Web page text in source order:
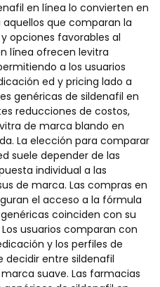
en línea lo convierten en
que comparan la
opciones favorables al
línea ofrecen levitra
a los usuarios
ed y pricing lado a
genéricas de sildenafil en
reducciones de costos,
de marca blando en
La elección para comparar
suele depender de las
individual a las
de marca. Las compras en
el acceso a la fórmula
coinciden con su
usuarios comparan con
y los perfiles de
decidir entre sildenafil
suave. Las farmacias